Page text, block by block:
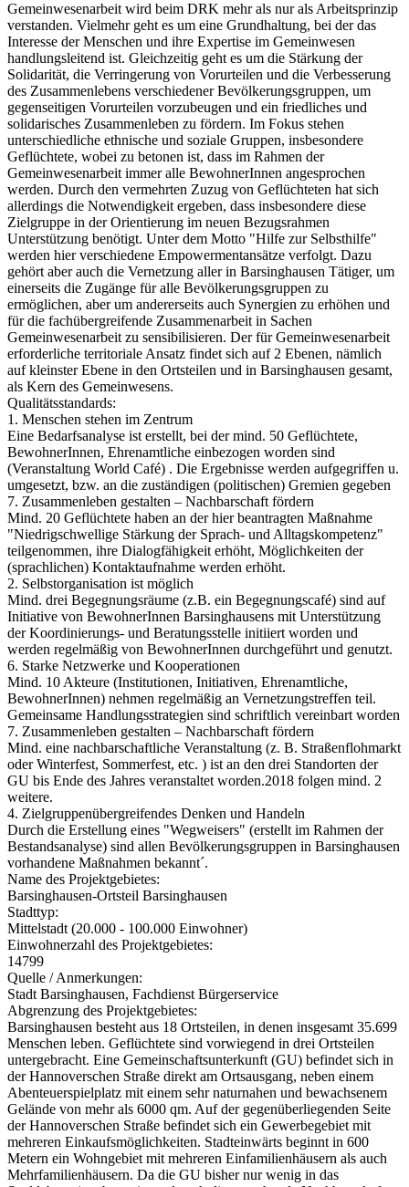
Gemeinwesenarbeit wird beim DRK mehr als nur als Arbeitsprinzip
verstanden. Vielmehr geht es um eine Grundhaltung, bei der das
Interesse der Menschen und ihre Expertise im Gemeinwesen
handlungsleitend ist. Gleichzeitig geht es um die Stärkung der
Solidarität, die Verringerung von Vorurteilen und die Verbesserung
des Zusammenlebens verschiedener Bevölkerungsgruppen, um
gegenseitigen Vorurteilen vorzubeugen und ein friedliches und
solidarisches Zusammenleben zu fördern. Im Fokus stehen
unterschiedliche ethnische und soziale Gruppen, insbesondere
Geflüchtete, wobei zu betonen ist, dass im Rahmen der
Gemeinwesenarbeit immer alle BewohnerInnen angesprochen
werden. Durch den vermehrten Zuzug von Geflüchteten hat sich
allerdings die Notwendigkeit ergeben, dass insbesondere diese
Zielgruppe in der Orientierung im neuen Bezugsrahmen
Unterstützung benötigt. Unter dem Motto "Hilfe zur Selbsthilfe"
werden hier verschiedene Empowermentansätze verfolgt. Dazu
gehört aber auch die Vernetzung aller in Barsinghausen Tätiger, um
einerseits die Zugänge für alle Bevölkerungsgruppen zu
ermöglichen, aber um andererseits auch Synergien zu erhöhen und
für die fachübergreifende Zusammenarbeit in Sachen
Gemeinwesenarbeit zu sensibilisieren. Der für Gemeinwesenarbeit
erforderliche territoriale Ansatz findet sich auf 2 Ebenen, nämlich
auf kleinster Ebene in den Ortsteilen und in Barsinghausen gesamt,
als Kern des Gemeinwesens.
Qualitätsstandards:
1. Menschen stehen im Zentrum
Eine Bedarfsanalyse ist erstellt, bei der mind. 50 Geflüchtete,
BewohnerInnen, Ehrenamtliche einbezogen worden sind
(Veranstaltung World Café) . Die Ergebnisse werden aufgegriffen u.
umgesetzt, bzw. an die zuständigen (politischen) Gremien gegeben
7. Zusammenleben gestalten – Nachbarschaft fördern
Mind. 20 Geflüchtete haben an der hier beantragten Maßnahme
"Niedrigschwellige Stärkung der Sprach- und Alltagskompetenz"
teilgenommen, ihre Dialogfähigkeit erhöht, Möglichkeiten der
(sprachlichen) Kontaktaufnahme werden erhöht.
2. Selbstorganisation ist möglich
Mind. drei Begegnungsräume (z.B. ein Begegnungscafé) sind auf
Initiative von BewohnerInnen Barsinghausens mit Unterstützung
der Koordinierungs- und Beratungsstelle initiiert worden und
werden regelmäßig von BewohnerInnen durchgeführt und genutzt.
6. Starke Netzwerke und Kooperationen
Mind. 10 Akteure (Institutionen, Initiativen, Ehrenamtliche,
BewohnerInnen) nehmen regelmäßig an Vernetzungstreffen teil.
Gemeinsame Handlungsstrategien sind schriftlich vereinbart worden
7. Zusammenleben gestalten – Nachbarschaft fördern
Mind. eine nachbarschaftliche Veranstaltung (z. B. Straßenflohmarkt
oder Winterfest, Sommerfest, etc. ) ist an den drei Standorten der
GU bis Ende des Jahres veranstaltet worden.2018 folgen mind. 2
weitere.
4. Zielgruppenübergreifendes Denken und Handeln
Durch die Erstellung eines "Wegweisers" (erstellt im Rahmen der
Bestandsanalyse) sind allen Bevölkerungsgruppen in Barsinghausen
vorhandene Maßnahmen bekannt´.
Name des Projektgebietes:
Barsinghausen-Ortsteil Barsinghausen
Stadttyp:
Mittelstadt (20.000 - 100.000 Einwohner)
Einwohnerzahl des Projektgebietes:
14799
Quelle / Anmerkungen:
Stadt Barsinghausen, Fachdienst Bürgerservice
Abgrenzung des Projektgebietes:
Barsinghausen besteht aus 18 Ortsteilen, in denen insgesamt 35.699
Menschen leben. Geflüchtete sind vorwiegend in drei Ortsteilen
untergebracht. Eine Gemeinschaftsunterkunft (GU) befindet sich in
der Hannoverschen Straße direkt am Ortsausgang, neben einem
Abenteuerspielplatz mit einem sehr naturnahen und bewachsenem
Gelände von mehr als 6000 qm. Auf der gegenüberliegenden Seite
der Hannoverschen Straße befindet sich ein Gewerbegebiet mit
mehreren Einkaufsmöglichkeiten. Stadteinwärts beginnt in 600
Metern ein Wohngebiet mit mehreren Einfamilienhäusern als auch
Mehrfamilienhäusern. Da die GU bisher nur wenig in das